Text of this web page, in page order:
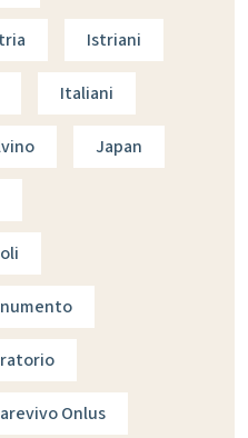
Istriani
Italiani
Japan
Onlus